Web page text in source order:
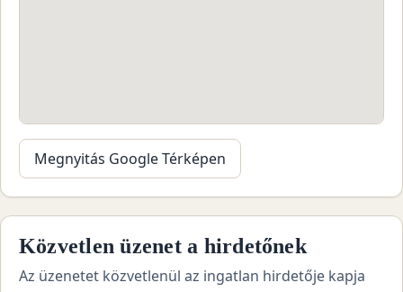
Megnyitás Google Térképen
Közvetlen üzenet a hirdetőnek
Az üzenetet közvetlenül az ingatlan hirdetője kapja